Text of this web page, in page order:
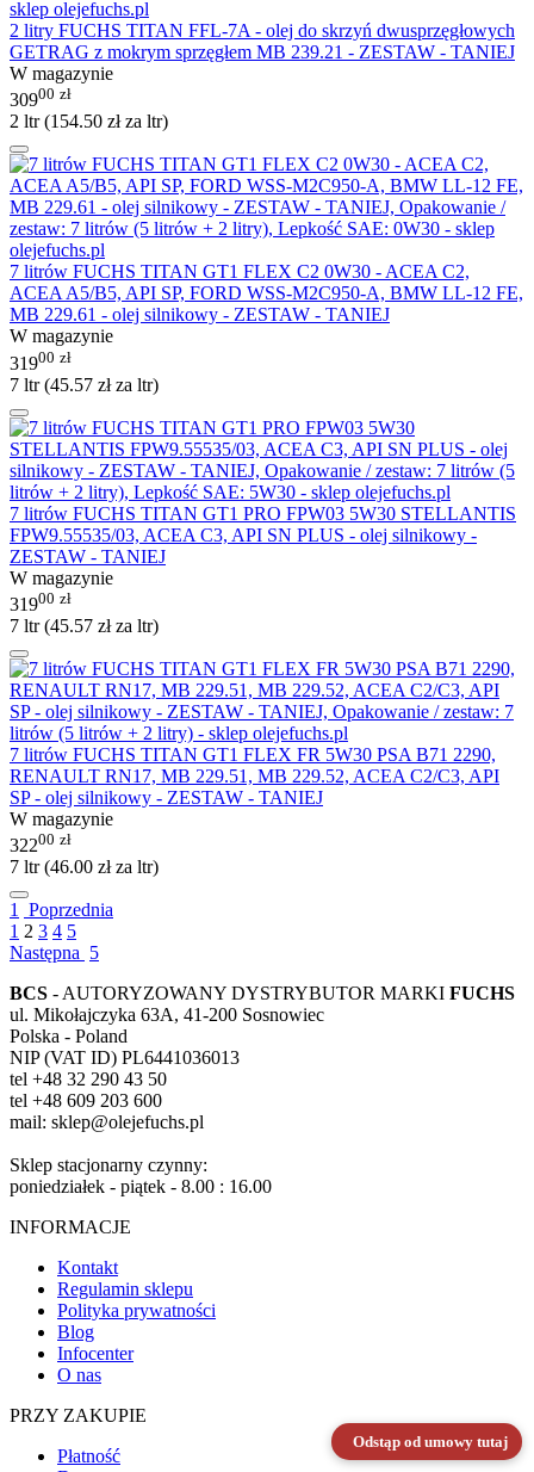
2 litry FUCHS TITAN FFL-7A - olej do skrzyń dwusprzęgłowych
GETRAG z mokrym sprzęgłem MB 239.21 - ZESTAW - TANIEJ
W magazynie
30900 zł
2 ltr (154.50 złza ltr)
7 litrów FUCHS TITAN GT1 FLEX C2 0W30 - ACEA C2,
ACEA A5/B5, API SP, FORD WSS-M2C950-A, BMW LL-12 FE,
MB 229.61 - olej silnikowy - ZESTAW - TANIEJ
W magazynie
31900 zł
7 ltr (45.57 złza ltr)
7 litrów FUCHS TITAN GT1 PRO FPW03 5W30 STELLANTIS
FPW9.55535/03, ACEA C3, API SN PLUS - olej silnikowy -
ZESTAW - TANIEJ
W magazynie
31900 zł
7 ltr (45.57 złza ltr)
7 litrów FUCHS TITAN GT1 FLEX FR 5W30 PSA B71 2290,
RENAULT RN17, MB 229.51, MB 229.52, ACEA C2/C3, API
SP - olej silnikowy - ZESTAW - TANIEJ
W magazynie
32200 zł
7 ltr (46.00 złza ltr)
1
Poprzednia
1 2 3 4 5
Następna 5
BCS - AUTORYZOWANY DYSTRYBUTOR MARKI FUCHS
ul. Mikołajczyka 63A, 41-200 Sosnowiec
Polska - Poland
NIP (VAT ID) PL6441036013
tel +48 32 290 43 50
tel +48 609 203 600
mail: sklep@olejefuchs.pl
Sklep stacjonarny czynny:
poniedziałek - piątek - 8.00 : 16.00
INFORMACJE
Kontakt
Regulamin sklepu
Polityka prywatności
Blog
Infocenter
O nas
PRZY ZAKUPIE
Płatność
Odstąp od umowy tutaj